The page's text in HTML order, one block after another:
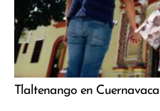
Tlaltenango en Cuernavaca